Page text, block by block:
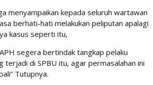
menyampaikan kepada seluruh wartawan
berhati-hati melakukan peliputan apalagi
kasus seperti itu,
segera bertindak tangkap pelaku
terjadi di SPBU itu, agar permasalahan ini
Tutupnya.